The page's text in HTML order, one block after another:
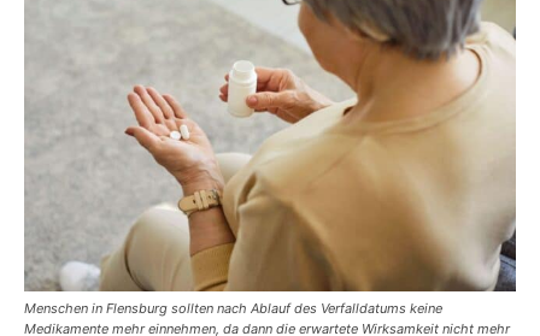
Menschen in Flensburg sollten nach Ablauf des Verfalldatums keine
Medikamente mehr einnehmen, da dann die erwartete Wirksamkeit nicht mehr